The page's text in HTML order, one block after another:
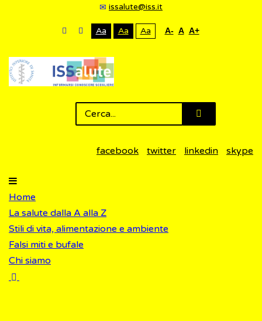
issalute@iss.it
Aa Aa Aa A- A A+
facebook twitter linkedin skype
Home
La salute dalla A alla Z
Stili di vita, alimentazione e ambiente
Falsi miti e bufale
Chi siamo